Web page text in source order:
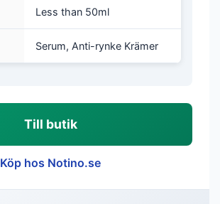
Less than 50ml
Serum, Anti-rynke Krämer
Till butik
Köp hos Notino.se